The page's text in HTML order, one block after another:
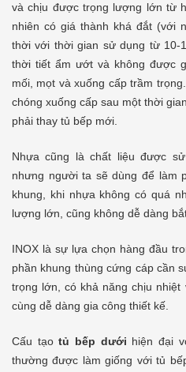
và chịu được trọng lượng lớn từ
nhiên có giá thành khá đắt (với
thời với thời gian sử dụng từ 10-
thời tiết ẩm ướt và không được
mối, mọt và xuống cấp trầm
chóng xuống cấp sau một thời
phải thay tủ bếp mới.
Nhựa cũng là chất liệu được
nhưng người ta sẽ dùng để làm
khung, khi nhựa không có quá
lượng lớn, cũng không dễ dàng
INOX là sự lựa chọn hàng đầu
phần khung thùng cứng cáp cần
trọng lớn, có khả năng chịu
cùng dễ dàng gia công thiết kế.
Cấu tạotủ bếp dưới hiện đại
thường được làm giống với tủ